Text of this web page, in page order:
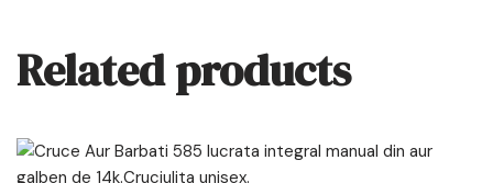
Related products